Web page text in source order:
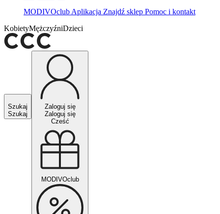
MODIVOclub Aplikacja Znajdź sklep Pomoc i kontakt
KobietyMężczyźniDzieci
Szukaj
Szukaj
Zaloguj się
Zaloguj się
Cześć
MODIVOclub